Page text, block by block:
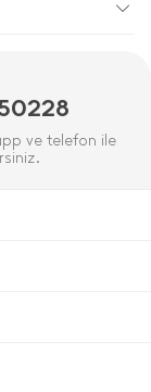
ve telefon ile